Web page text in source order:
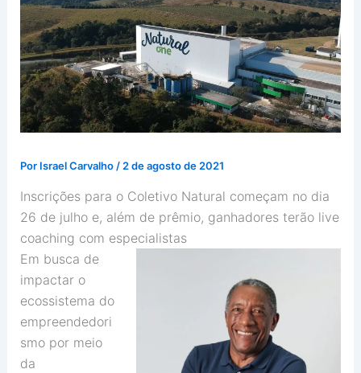
Por Israel Carvalho/2 de agosto de 2021
Inscrições para o Coletivo Natural começam no dia
26 de julho e, além de prêmio, ganhadores terão live
coaching com especialistas
Em busca de
impactar o
ecossistema do
empreendedori
smo por meio
da